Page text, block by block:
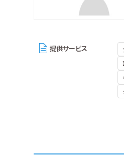
提供サービス